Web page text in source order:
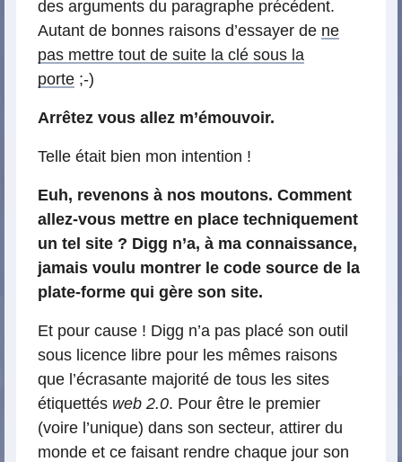
des arguments du paragraphe précédent.
Autant de bonnes raisons d’essayer de ne
pas mettre tout de suite la clé sous la
porte ;-)
Arrêtez vous allez m’émouvoir.
Telle était bien mon intention !
Euh, revenons à nos moutons. Comment
allez-vous mettre en place techniquement
un tel site ? Digg n’a, à ma connaissance,
jamais voulu montrer le code source de la
plate-forme qui gère son site.
Et pour cause ! Digg n’a pas placé son outil
sous licence libre pour les mêmes raisons
que l’écrasante majorité de tous les sites
étiquettés web 2.0. Pour être le premier
(voire l’unique) dans son secteur, attirer du
monde et ce faisant rendre chaque jour son